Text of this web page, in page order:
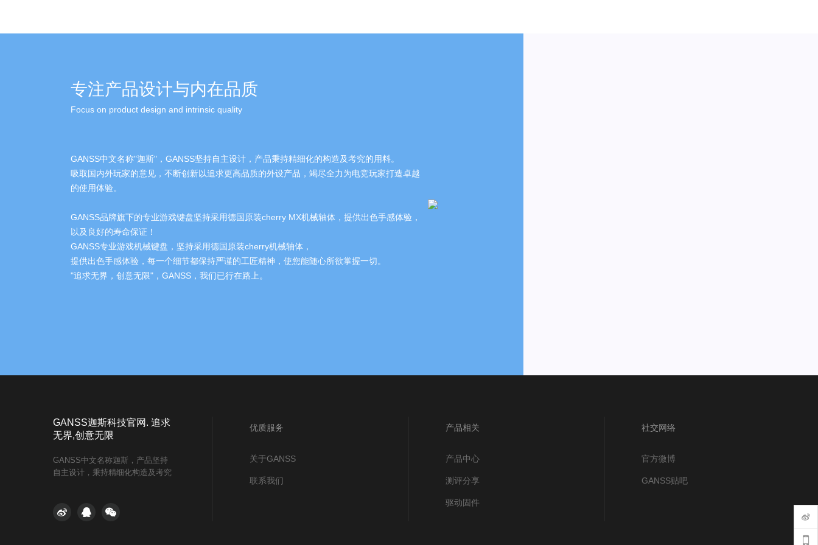
专注产品设计与内在品质
Focus on product design and intrinsic quality
GANSS中文名称"迦斯"，GANSS坚持自主设计，产品秉持精细化的构造及考究的用料。
吸取国内外玩家的意见，不断创新以追求更高品质的外设产品，竭尽全力为电竞玩家打造卓越
的使用体验。
GANSS品牌旗下的专业游戏键盘坚持采用德国原装cherry MX机械轴体，提供出色手感体验，
以及良好的寿命保证！
GANSS专业游戏机械键盘，坚持采用德国原装cherry机械轴体，
提供出色手感体验，每一个细节都保持严谨的工匠精神，使您能随心所欲掌握一切。
"追求无界，创意无限"，GANSS，我们已行在路上。
GANSS迦斯科技官网. 追求
无界,创意无限
GANSS中文名称迦斯，产品坚持
自主设计，秉持精细化构造及考究
优质服务
关于GANSS
联系我们
产品相关
产品中心
测评分享
驱动固件
社交网络
官方微博
GANSS贴吧